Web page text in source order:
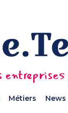
Métiers News